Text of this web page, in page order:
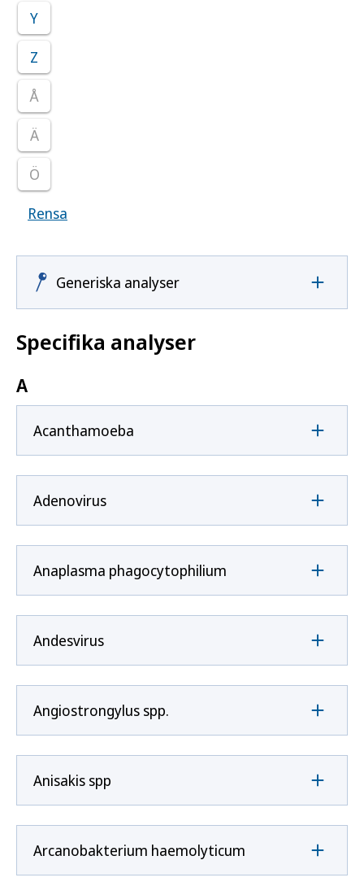
Y
Z
Å
Ä
Ö
Rensa
Generiska analyser
Specifika analyser
A
Acanthamoeba
Adenovirus
Anaplasma phagocytophilium
Andesvirus
Angiostrongylus spp.
Anisakis spp
Arcanobakterium haemolyticum